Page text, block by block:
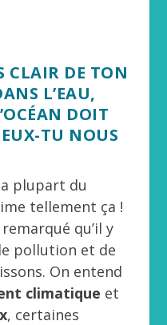
CLAIR DE TON
L’EAU,
DOIT
TU NOUS
plupart du
tellement ça !
qu’il y
pollution et de
On entend
climatique et
, certaines